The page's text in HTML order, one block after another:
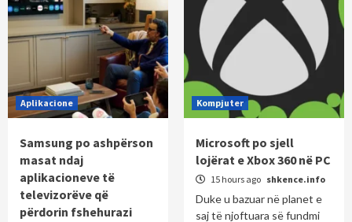
Aplikacione
Samsung po ashpërson
masat ndaj
aplikacioneve të
televizorëve që
përdorin fshehurazi
Kompjuter
Microsoft po sjell
lojërat e Xbox 360 në PC
15 hours ago shkence.info
Duke u bazuar në planet e
saj të njoftuara së fundmi